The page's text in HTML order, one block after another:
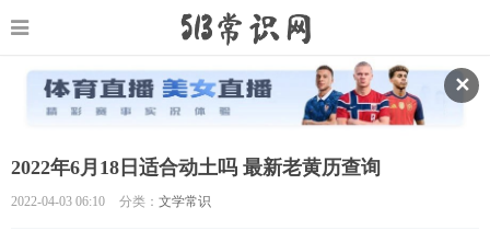
✕
2022年6月18日适合动土吗 最新老黄历查询
2022-04-03 06:10 分类： 文学常识